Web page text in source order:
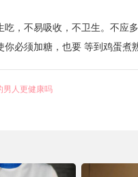
吃，不易吸收，不卫生。不应
必须加糖，也要 等到鸡蛋煮熟
男人更健康吗